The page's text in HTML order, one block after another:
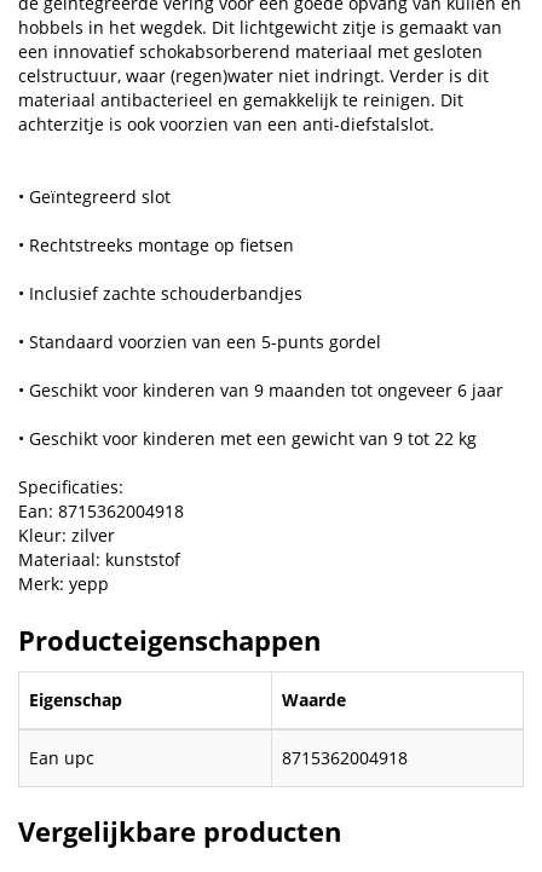
hobbels in het wegdek. Dit lichtgewicht zitje is gemaakt van
een innovatief schokabsorberend materiaal met gesloten
celstructuur, waar (regen)water niet indringt. Verder is dit
materiaal antibacterieel en gemakkelijk te reinigen. Dit
achterzitje is ook voorzien van een anti-diefstalslot.
• Geïntegreerd slot
• Rechtstreeks montage op fietsen
• Inclusief zachte schouderbandjes
• Standaard voorzien van een 5-punts gordel
• Geschikt voor kinderen van 9 maanden tot ongeveer 6 jaar
• Geschikt voor kinderen met een gewicht van 9 tot 22 kg
Specificaties:
Ean: 8715362004918
Kleur: zilver
Materiaal: kunststof
Merk: yepp
Producteigenschappen
Eigenschap Waarde
Ean upc 8715362004918
Vergelijkbare producten